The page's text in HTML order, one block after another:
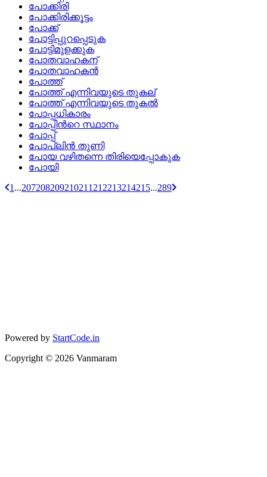
പോക്കിരി
പോക്കിരിക്കൂട്ടം
പോക്ക്
പോട്ടിപ്പുറപ്പെടുക
പോട്ടിമുളക്കുക
പോതവാഹകന്
പോതവാഹകന്‍
പോത്ത്
പോത്ത് എന്നിവയുടെ തുകല്
പോത്ത് എന്നിവയുടെ തുകല്‍
പോപ്പധികാരം
പോപ്പിന്‍റെ സ്ഥാനം
പോപ്പ്
പോപ്ലിന്‍ തുണി
പോയ വഴിതന്നെ തിരിയെപ്പോകുക
പോയി
1 ...207208209210211 212213214215...289
Powered by StartCode.in
Copyright © 2026 Vanmaram